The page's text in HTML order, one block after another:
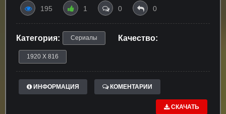
195 1 0 0
Категория: Сериалы Качество:
1920 X 816
ИНФОРМАЦИЯ КОМЕНТАРИИ
СКАЧАТЬ